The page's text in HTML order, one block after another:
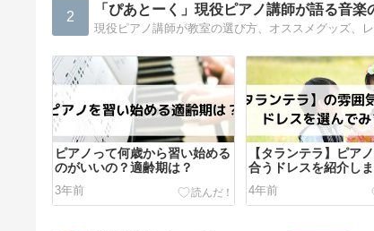
2 「ぴあとーく」現役ピアノ講師が語る音楽
現役ピアノ講師が教室の選び方、オススメグッズ、
ピアノって何歳から習い始める
のがいいの？適齢期は？
3年前
【タランテラ】ピア
合うドレスを紹介しま
4年前